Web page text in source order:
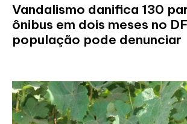
Vandalismo danifica 130
ônibus em dois meses no
população pode denunciar